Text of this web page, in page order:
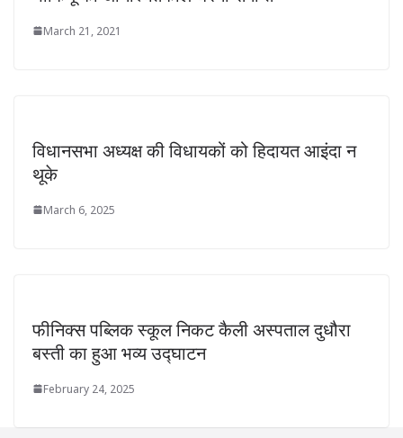
March 21, 2021
विधानसभा अध्यक्ष की विधायकों को हिदायत आइंदा न
थूके
March 6, 2025
फीनिक्स पब्लिक स्कूल निकट कैली अस्पताल दुधौरा
बस्ती का हुआ भव्य उद्घाटन
February 24, 2025